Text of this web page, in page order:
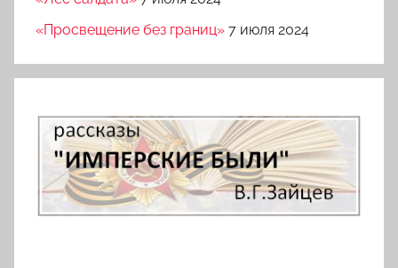
«Просвещение без границ» 7 июля 2024